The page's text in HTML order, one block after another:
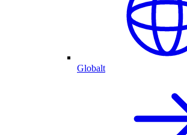
Globalt